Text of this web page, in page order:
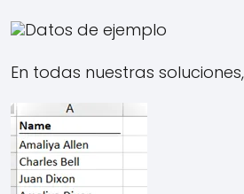
Datos de ejemplo
En todas nuestras